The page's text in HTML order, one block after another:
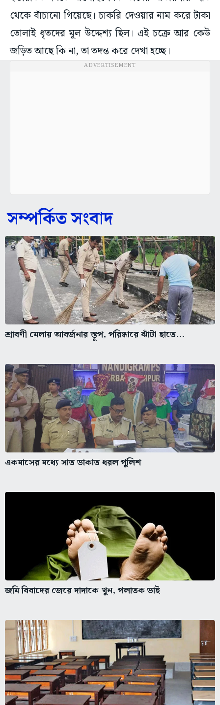
থেকে বাঁচানো গিয়েছে। চাকরি দেওয়ার নাম করে টাকা
তোলাই ধৃতদের মূল উদ্দেশ্য ছিল। এই চক্রে আর কেউ
জড়িত আছে কি না, তা তদন্ত করে দেখা হচ্ছে।
ADVERTISEMENT
সম্পর্কিত সংবাদ
শ্রাবণী মেলায় আবর্জনার স্তূপ, পরিষ্কারে ঝাঁটা হাতে...
একমাসের মধ্যে সাত ডাকাত ধরল পুলিশ
জমি বিবাদের জেরে দাদাকে খুন, পলাতক ভাই